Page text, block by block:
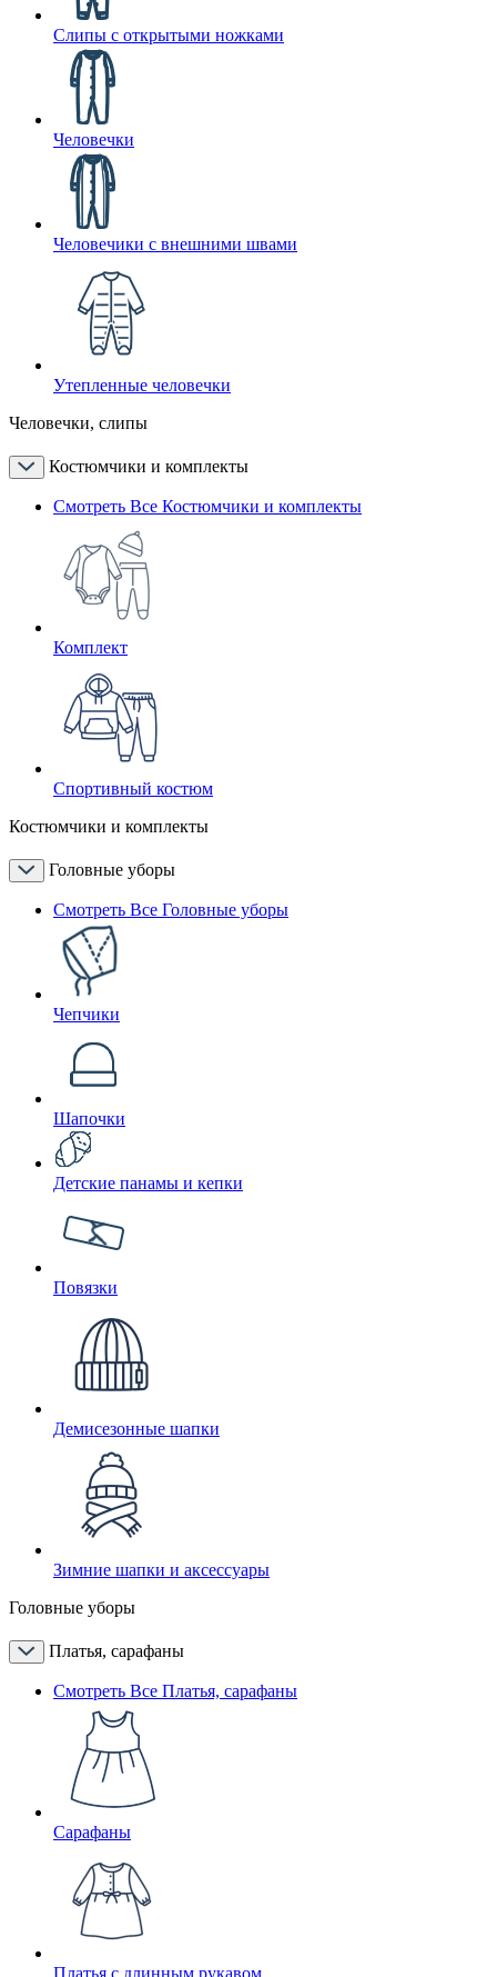
Слипы с открытыми ножками
Человечки
Человечики с внешними швами
Утепленные человечки
Человечки, слипы
Костюмчики и комплекты
Смотреть Все Костюмчики и комплекты
Комплект
Спортивный костюм
Костюмчики и комплекты
Головные уборы
Смотреть Все Головные уборы
Чепчики
Шапочки
Детские панамы и кепки
Повязки
Демисезонные шапки
Зимние шапки и аксессуары
Головные уборы
Платья, сарафаны
Смотреть Все Платья, сарафаны
Сарафаны
Платья с длинным рукавом